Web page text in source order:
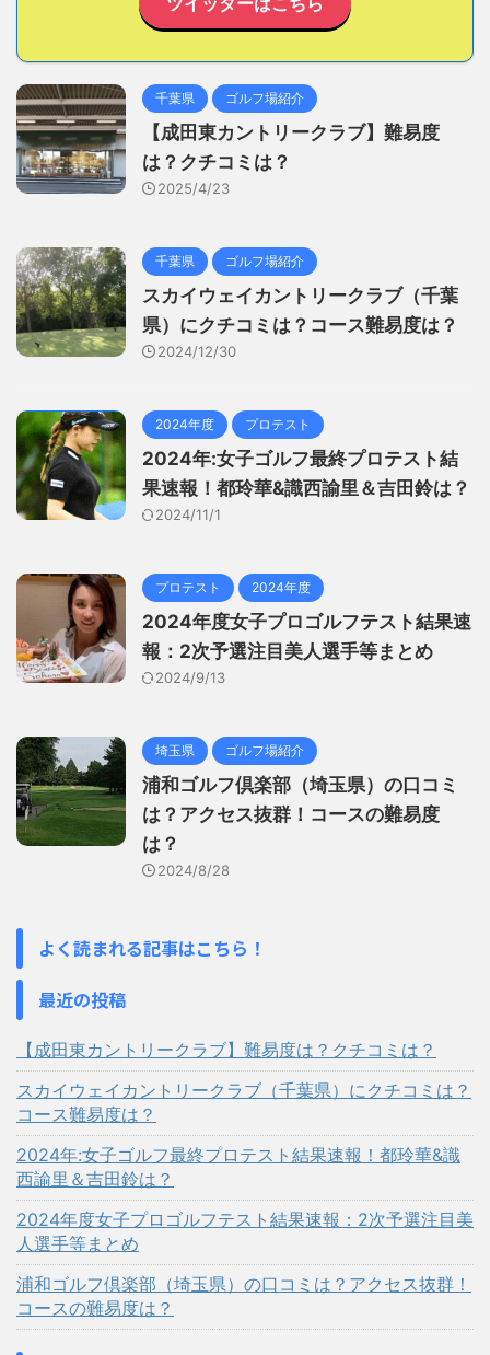
千葉県 ゴルフ場紹介
【成田東カントリークラブ】難易度
は？クチコミは？
2025/4/23
千葉県 ゴルフ場紹介
スカイウェイカントリークラブ（千葉
県）にクチコミは？コース難易度は？
2024/12/30
2024年度 プロテスト
2024年:女子ゴルフ最終プロテスト結
果速報！都玲華&識西諭里＆吉田鈴は？
2024/11/1
プロテスト 2024年度
2024年度女子プロゴルフテスト結果速
報：2次予選注目美人選手等まとめ
2024/9/13
埼玉県 ゴルフ場紹介
浦和ゴルフ倶楽部（埼玉県）の口コミ
は？アクセス抜群！コースの難易度
は？
2024/8/28
よく読まれる記事はこちら！
最近の投稿
【成田東カントリークラブ】難易度は？クチコミは？
スカイウェイカントリークラブ（千葉県）にクチコミは？
コース難易度は？
2024年:女子ゴルフ最終プロテスト結果速報！都玲華&識
西諭里＆吉田鈴は？
2024年度女子プロゴルフテスト結果速報：2次予選注目美
人選手等まとめ
浦和ゴルフ倶楽部（埼玉県）の口コミは？アクセス抜群！
コースの難易度は？